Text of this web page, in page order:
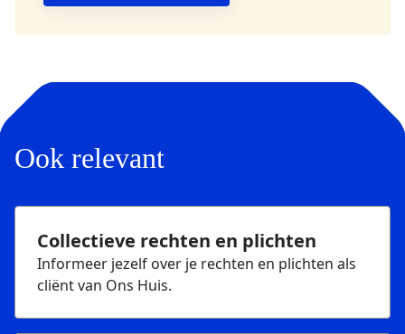
Ook relevant
Collectieve rechten en plichten
Informeer jezelf over je rechten en plichten als
cliënt van Ons Huis.